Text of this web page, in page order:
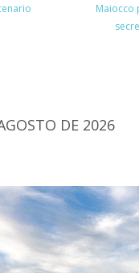
Maiocco
DE 2026